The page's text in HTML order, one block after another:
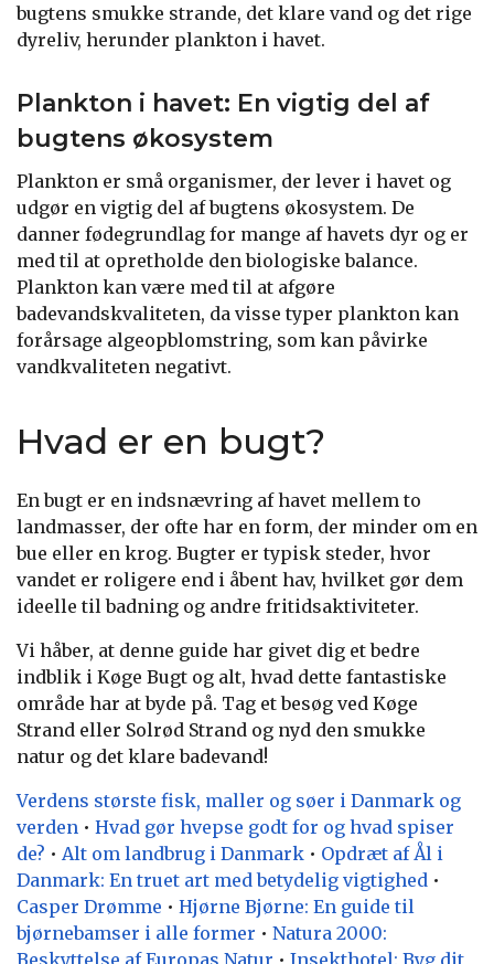
bugtens smukke strande, det klare vand og det rige
dyreliv, herunder plankton i havet.
Plankton i havet: En vigtig del af
bugtens økosystem
Plankton er små organismer, der lever i havet og
udgør en vigtig del af bugtens økosystem. De
danner fødegrundlag for mange af havets dyr og er
med til at opretholde den biologiske balance.
Plankton kan være med til at afgøre
badevandskvaliteten, da visse typer plankton kan
forårsage algeopblomstring, som kan påvirke
vandkvaliteten negativt.
Hvad er en bugt?
En bugt er en indsnævring af havet mellem to
landmasser, der ofte har en form, der minder om en
bue eller en krog. Bugter er typisk steder, hvor
vandet er roligere end i åbent hav, hvilket gør dem
ideelle til badning og andre fritidsaktiviteter.
Vi håber, at denne guide har givet dig et bedre
indblik i Køge Bugt og alt, hvad dette fantastiske
område har at byde på. Tag et besøg ved Køge
Strand eller Solrød Strand og nyd den smukke
natur og det klare badevand!
Verdens største fisk, maller og søer i Danmark og
verden • Hvad gør hvepse godt for og hvad spiser
de? • Alt om landbrug i Danmark • Opdræt af Ål i
Danmark: En truet art med betydelig vigtighed •
Casper Drømme • Hjørne Bjørne: En guide til
bjørnebamser i alle former • Natura 2000:
Beskyttelse af Europas Natur • Insekthotel: Byg dit